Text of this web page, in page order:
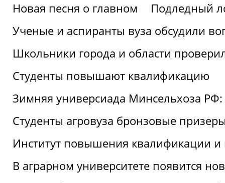
Новая песня о главном
Подледный
Ученые и аспиранты вуза обсудили
Школьники города и области
Студенты повышают квалификацию
Зимняя универсиада Минсельхоза
Студенты агровуза бронзовые
Институт повышения квалификации и
В аграрном университете появится